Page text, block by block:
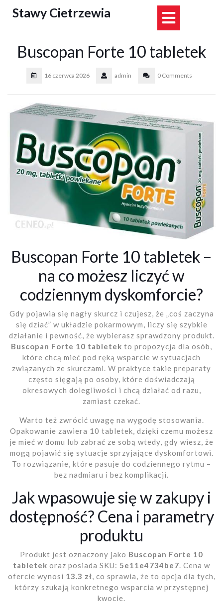
Stawy Cietrzewia
Buscopan Forte 10 tabletek
16 czerwca 2026 admin 0 Comments
Buscopan Forte 10 tabletek –
na co możesz liczyć w
codziennym dyskomforcie?
Gdy pojawia się nagły skurcz i czujesz, że „coś zaczyna
się dziać” w układzie pokarmowym, liczy się szybkie
działanie i pewność, że wybierasz sprawdzony produkt.
Buscopan Forte 10 tabletek to propozycja dla osób,
które chcą mieć pod ręką wsparcie w sytuacjach
związanych ze skurczami. W praktyce takie preparaty
często sięgają po osoby, które doświadczają
okresowych dolegliwości i chcą działać od razu,
zamiast czekać.
Warto też zwrócić uwagę na wygodę stosowania.
Opakowanie zawiera 10 tabletek, dzięki czemu możesz
je mieć w domu lub zabrać ze sobą wtedy, gdy wiesz, że
mogą pojawić się sytuacje sprzyjające dyskomfortowi.
To rozwiązanie, które pasuje do codziennego rytmu –
bez nadmiaru i bez komplikacji.
Jak wpasowuje się w zakupy i
dostępność? Cena i parametry
produktu
Produkt jest oznaczony jako Buscopan Forte 10
tabletek oraz posiada SKU: 5e11e4734be7. Cena w
ofercie wynosi 13.3 zł, co sprawia, że to opcja dla tych,
którzy szukają konkretnego wsparcia w przystępnej
kwocie.